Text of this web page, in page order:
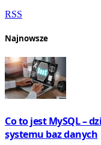
RSS
Najnowsze
Co to jest MySQL –
systemu baz danych